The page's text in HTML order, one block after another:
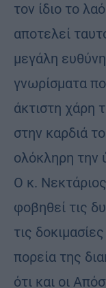
τον ίδιο το
αποτελεί
μεγάλη
γνωρίσματα
άκτιστη χάρη
στην καρδιά
ολόκληρη την
Ο κ.
φοβηθεί τις
τις
πορεία της
ότι και οι